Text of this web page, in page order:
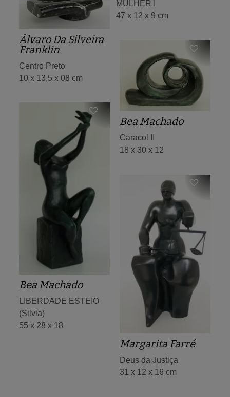
MULHER I
47 x 12 x 9 cm
Álvaro Da Silveira
Franklin
Centro Preto
10 x 13,5 x 08 cm
Bea Machado
Caracol II
18 x 30 x 12
Bea Machado
LIBERDADE ESTEIO
(Silvia)
55 x 28 x 18
Margarita Farré
Deus da Justiça
31 x 12 x 16 cm